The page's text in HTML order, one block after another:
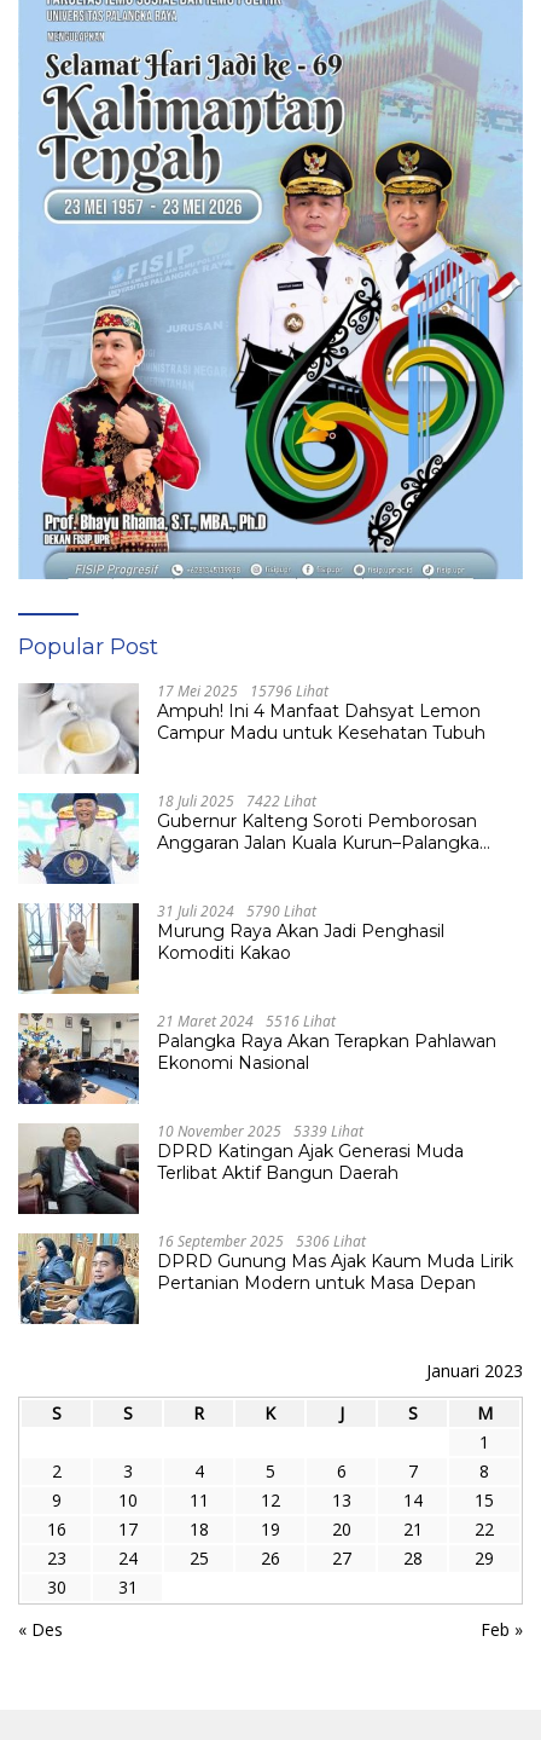
Popular Post
17 Mei 2025 15796 Lihat
Ampuh! Ini 4 Manfaat Dahsyat Lemon
Campur Madu untuk Kesehatan Tubuh
18 Juli 2025 7422 Lihat
Gubernur Kalteng Soroti Pemborosan
Anggaran Jalan Kuala Kurun–Palangka
31 Juli 2024 5790 Lihat
Murung Raya Akan Jadi Penghasil
Komoditi Kakao
21 Maret 2024 5516 Lihat
Palangka Raya Akan Terapkan Pahlawan
Ekonomi Nasional
10 November 2025 5339 Lihat
DPRD Katingan Ajak Generasi Muda
Terlibat Aktif Bangun Daerah
16 September 2025 5306 Lihat
DPRD Gunung Mas Ajak Kaum Muda Lirik
Pertanian Modern untuk Masa Depan
Januari 2023
S
S R K J S
M
1
2
3 4 5 6 7
8
9
10 11 12 13 14
15
16
17 18 19 20 21
22
23
24 25 26 27 28
29
30
31
« Des
Feb »